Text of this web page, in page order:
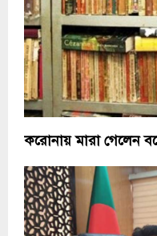
করোনায় মারা গেলেন